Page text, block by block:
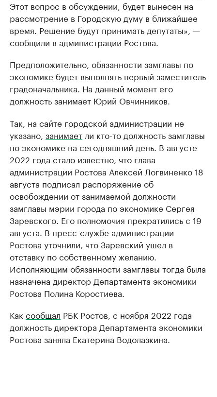
Этот вопрос в обсуждении, будет вынесен на
рассмотрение в Городскую думу в ближайшее
время. Решение будут принимать депутаты», —
сообщили в администрации Ростова.
Предположительно, обязанности замглавы по
экономике будет выполнять первый заместитель
градоначальника. На данный момент его
должность занимает Юрий Овчинников.
Так, на сайте городской администрации не
указано, занимает ли кто-то должность замглавы
по экономике на сегодняшний день. В августе
2022 года стало известно, что глава
администрации Ростова Алексей Логвиненко 18
августа подписал распоряжение об
освобождении от занимаемой должности
замглавы мэрии города по экономике Сергея
Заревского. Его полномочия прекратились с 19
августа. В пресс-службе администрации
Ростова уточнили, что Заревский ушел в
отставку по собственному желанию.
Исполняющим обязанности замглавы тогда была
назначена директор Департамента экономики
Ростова Полина Коростиева.
Как сообщал РБК Ростов, с ноября 2022 года
должность директора Департамента экономики
Ростова заняла Екатерина Водолазкина.